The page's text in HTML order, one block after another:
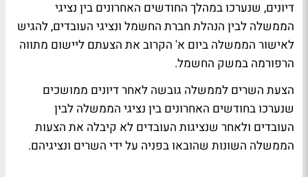
דיונים, שנערכו במהלך החודשים האחרונים בין נציגי
הממשלה לבין הנהלת חברת החשמל ונציגי העובדים, להגיש
לאישור הממשלה ביום א' הקרוב את הצעתם ליישום מתווה
הרפורמה במשק החשמל.
הצעת השרים לממשלה גובשה לאחר דיונים ממושכים
שנערכו בחודשים האחרונים בין נציגי הממשלה לבין
העובדים ולאחר שנציגות העובדים לא קיבלה את הצעות
הממשלה השונות שהובאו בפניה על ידי השרים ונציגיהם.